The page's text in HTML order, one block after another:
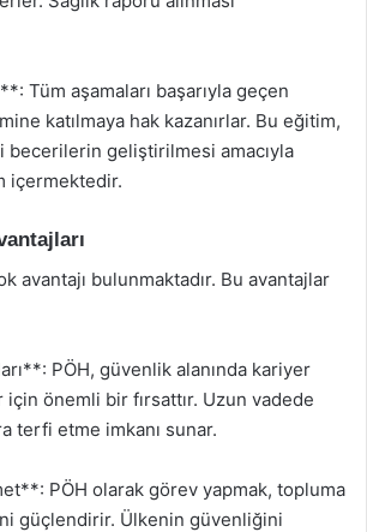
Tüm aşamaları başarıyla geçen
katılmaya hak kazanırlar. Bu eğitim,
becerilerin geliştirilmesi amacıyla
içermektedir.
avantajı bulunmaktadır. Bu avantajlar
PÖH, güvenlik alanında kariyer
önemli bir fırsattır. Uzun vadede
terfi etme imkanı sunar.
PÖH olarak görev yapmak, topluma
güçlendirir. Ülkenin güvenliğini